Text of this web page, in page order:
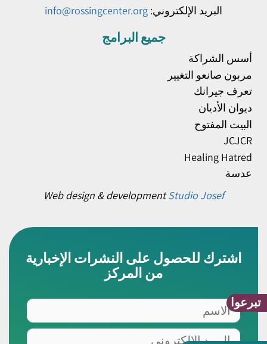
تبرعوا
البريد الإلكتروني: info@rossingcenter.org
جميع البرامج
أسس الشراكة
مربون صانعو التغيير
تعرف جيرانك
ديوان الأديان
البيت المفتوح
JCJCR
Healing Hatred
عدسة
Web design & developmentStudio Josef
اشترك للحصول على النشرات الإخبارية
من المركز
الاسم
البريد